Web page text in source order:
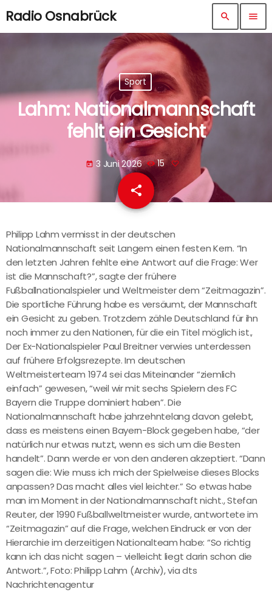
Radio Osnabrück search menu
Sport
Lahm: Nationalmannschaft
fehlt ein Gesicht
today 3 Juni 2026 15
share
email
Philipp Lahm vermisst in der deutschen
Nationalmannschaft seit Langem einen festen Kern. “In
den letzten Jahren fehlte eine Antwort auf die Frage: Wer
ist die Mannschaft?”, sagte der frühere
Fußballnationalspieler und Weltmeister dem “Zeitmagazin”.
Die sportliche Führung habe es versäumt, der Mannschaft
ein Gesicht zu geben. Trotzdem zähle Deutschland für ihn
noch immer zu den Nationen, für die ein Titel möglich ist.,
Der Ex-Nationalspieler Paul Breitner verwies unterdessen
auf frühere Erfolgsrezepte. Im deutschen
Weltmeisterteam 1974 sei das Miteinander “ziemlich
einfach” gewesen, “weil wir mit sechs Spielern des FC
Bayern die Truppe dominiert haben”. Die
Nationalmannschaft habe jahrzehntelang davon gelebt,
dass es meistens einen Bayern-Block gegeben habe, “der
natürlich nur etwas nutzt, wenn es sich um die Besten
handelt”. Dann werde er von den anderen akzeptiert. “Dann
sagen die: Wie muss ich mich der Spielweise dieses Blocks
anpassen? Das macht alles viel leichter.” So etwas habe
man im Moment in der Nationalmannschaft nicht., Stefan
Reuter, der 1990 Fußballweltmeister wurde, antwortete im
“Zeitmagazin” auf die Frage, welchen Eindruck er von der
Hierarchie im derzeitigen Nationalteam habe: “So richtig
kann ich das nicht sagen – vielleicht liegt darin schon die
Antwort.”, Foto: Philipp Lahm (Archiv), via dts
Nachrichtenagentur